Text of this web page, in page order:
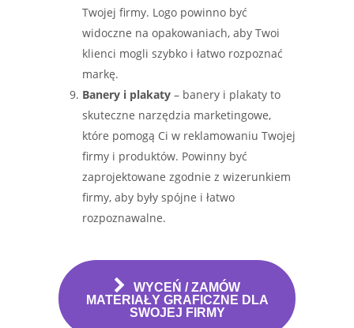
Twojej firmy. Logo powinno być
widoczne na opakowaniach, aby Twoi
klienci mogli szybko i łatwo rozpoznać
markę.
Banery i plakaty – banery i plakaty to
skuteczne narzędzia marketingowe,
które pomogą Ci w reklamowaniu Twojej
firmy i produktów. Powinny być
zaprojektowane zgodnie z wizerunkiem
firmy, aby były spójne i łatwo
rozpoznawalne.
WYCEŃ / ZAMÓW
MATERIAŁY GRAFICZNE DLA
SWOJEJ FIRMY